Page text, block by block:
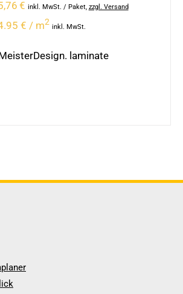
€ inkl. MwSt. / Paket, zzgl. Versand
€ / m2
inkl. MwSt.
laminate